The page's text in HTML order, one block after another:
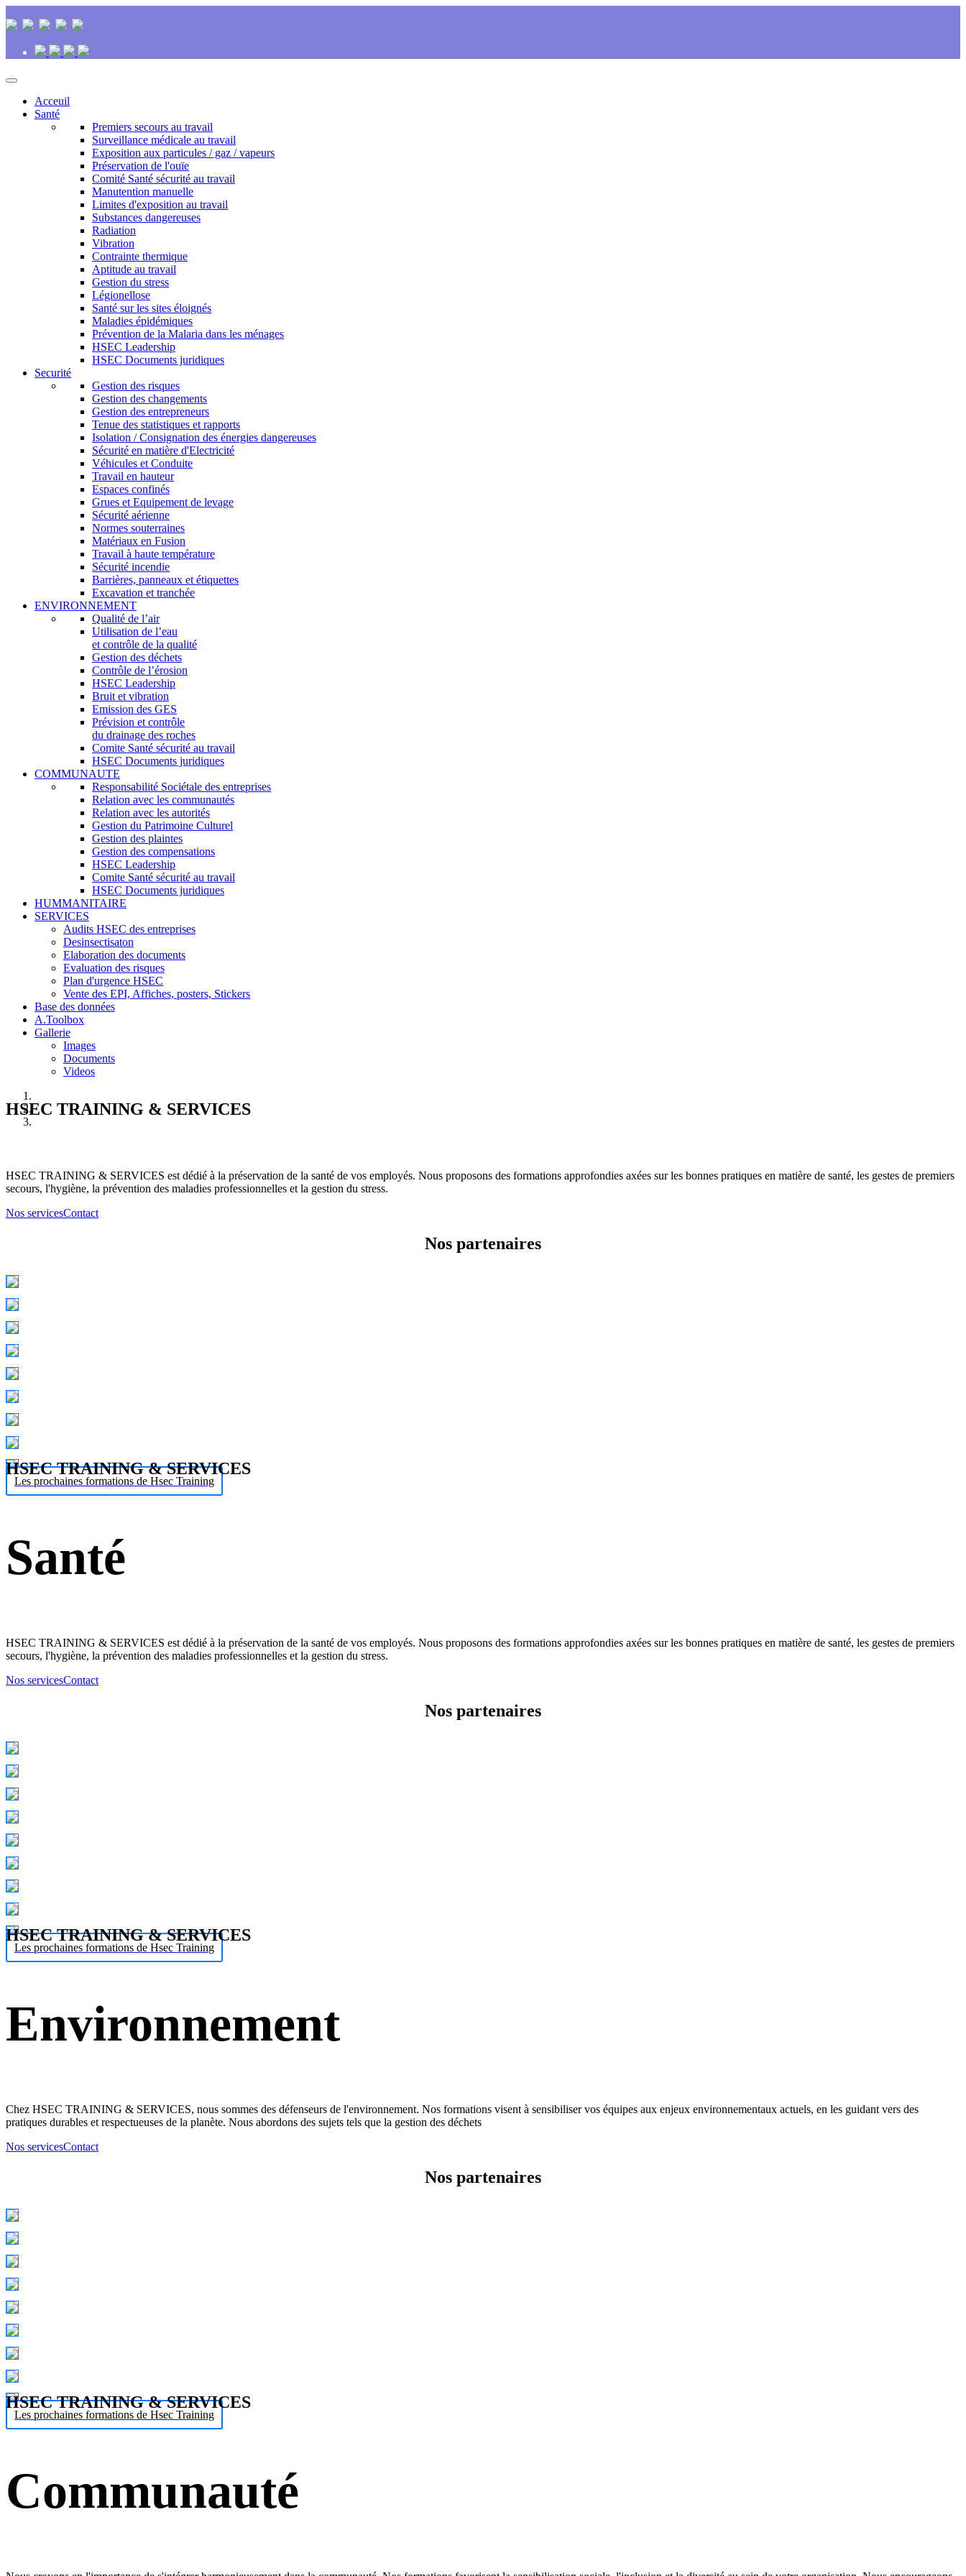
Acceuil
Santé
Premiers secours au travail
Surveillance médicale au travail
Exposition aux particules / gaz / vapeurs
Préservation de l'ouïe
Comité Santé sécurité au travail
Manutention manuelle
Limites d'exposition au travail
Substances dangereuses
Radiation
Vibration
Contrainte thermique
Aptitude au travail
Gestion du stress
Légionellose
Santé sur les sites éloignés
Maladies épidémiques
Prévention de la Malaria dans les ménages
HSEC Leadership
HSEC Documents juridiques
Securité
Gestion des risques
Gestion des changements
Gestion des entrepreneurs
Tenue des statistiques et rapports
Isolation / Consignation des énergies dangereuses
Sécurité en matière d'Electricité
Véhicules et Conduite
Travail en hauteur
Espaces confinés
Grues et Equipement de levage
Sécurité aérienne
Normes souterraines
Matériaux en Fusion
Travail à haute température
Sécurité incendie
Barrières, panneaux et étiquettes
Excavation et tranchée
ENVIRONNEMENT
Qualité de l’air
Utilisation de l’eau
et contrôle de la qualité
Gestion des déchets
Contrôle de l’érosion
HSEC Leadership
Bruit et vibration
Emission des GES
Prévision et contrôle
du drainage des roches
Comite Santé sécurité au travail
HSEC Documents juridiques
COMMUNAUTE
Responsabilité Sociétale des entreprises
Relation avec les communautés
Relation avec les autorités
Gestion du Patrimoine Culturel
Gestion des plaintes
Gestion des compensations
HSEC Leadership
Comite Santé sécurité au travail
HSEC Documents juridiques
HUMMANITAIRE
SERVICES
Audits HSEC des entreprises
Desinsectisaton
Elaboration des documents
Evaluation des risques
Plan d'urgence HSEC
Vente des EPI, Affiches, posters, Stickers
Base des données
A.Toolbox
Gallerie
Images
Documents
Videos
HSEC TRAINING & SERVICES
HSEC TRAINING & SERVICES est dédié à la préservation de la santé de vos employés. Nous proposons des formations approfondies axées sur les bonnes pratiques en matière de santé, les gestes de premiers
secours, l'hygiène, la prévention des maladies professionnelles et la gestion du stress.
Nos servicesContact
Nos partenaires
Les prochaines formations de Hsec Training
HSEC TRAINING & SERVICES
Santé
HSEC TRAINING & SERVICES est dédié à la préservation de la santé de vos employés. Nous proposons des formations approfondies axées sur les bonnes pratiques en matière de santé, les gestes de premiers
secours, l'hygiène, la prévention des maladies professionnelles et la gestion du stress.
Nos servicesContact
Nos partenaires
Les prochaines formations de Hsec Training
HSEC TRAINING & SERVICES
Environnement
Chez HSEC TRAINING & SERVICES, nous sommes des défenseurs de l'environnement. Nos formations visent à sensibiliser vos équipes aux enjeux environnementaux actuels, en les guidant vers des
pratiques durables et respectueuses de la planète. Nous abordons des sujets tels que la gestion des déchets
Nos servicesContact
Nos partenaires
Les prochaines formations de Hsec Training
HSEC TRAINING & SERVICES
Communauté